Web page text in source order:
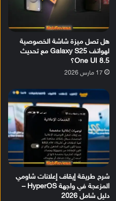
هل تصل ميزة شاشة الخصوصية
لهواتف Galaxy S25 مع تحديث
One UI 8.5؟
17 مارس 2026
شرح طريقة إيقاف إعلانات شاومي
المزعجة في واجهة HyperOS –
دليل شامل 2026